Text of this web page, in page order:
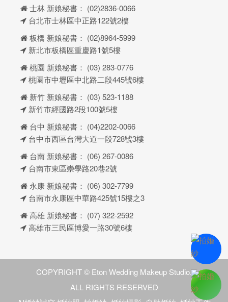
士林 新娘秘書： (02)2836-0066
台北市士林區中正路122號2樓
板橋 新娘秘書： (02)8964-5999
新北市板橋區重慶路1號5樓
桃園 新娘秘書： (03) 283-0776
桃園市中壢區中北路二段445號6樓
新竹 新娘秘書： (03) 523-1188
新竹市經國路2段100號5樓
台中 新娘秘書： (04)2202-0066
台中市西區台灣大道一段728號3樓
台南 新娘秘書： (06) 267-0086
台南市東區崇學路20巷2號
永康 新娘秘書： (06) 302-7799
台南市永康區中華路425號15樓之3
高雄 新娘秘書： (07) 322-2592
高雄市三民區博愛一路30號6樓
COPYRIGHT © Eton Wedding Makeup Studio.
ALL RIGHTS RESERVED